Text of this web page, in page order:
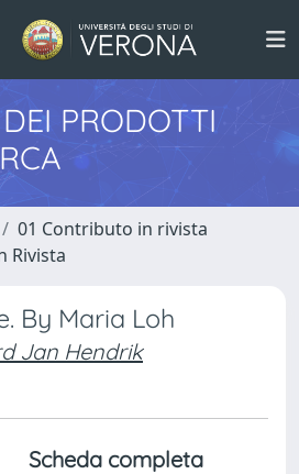
PRODOTTI
01 Contributo in rivista
Rivista
By Maria Loh
Jan Hendrik
Scheda completa